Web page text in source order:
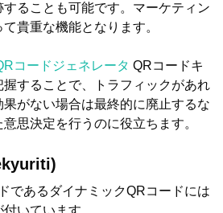
ることも可能です。マーケティン
貴重な機能となります。
コードジェネレータ QRコードキ
することで、トラフィックがあれ
がない場合は最終的に廃止するな
思決定を行うのに役立ちます。
であるダイナミックQRコードには
いています。